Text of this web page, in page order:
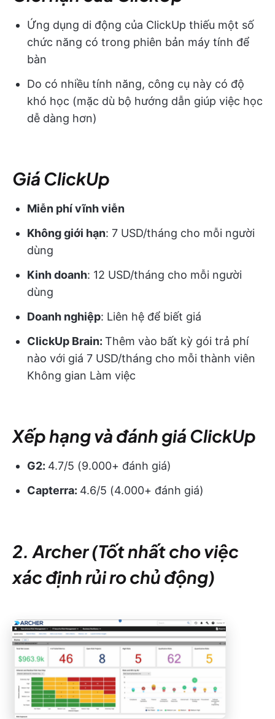
Ứng dụng di động của ClickUp thiếu một số
chức năng có trong phiên bản máy tính để
bàn
Do có nhiều tính năng, công cụ này có độ
khó học (mặc dù bộ hướng dẫn giúp việc học
dễ dàng hơn)
Giá ClickUp
Miễn phí vĩnh viễn
Không giới hạn: 7 USD/tháng cho mỗi người
dùng
Kinh doanh: 12 USD/tháng cho mỗi người
dùng
Doanh nghiệp: Liên hệ để biết giá
ClickUp Brain: Thêm vào bất kỳ gói trả phí
nào với giá 7 USD/tháng cho mỗi thành viên
Không gian Làm việc
Xếp hạng và đánh giá ClickUp
G2: 4.7/5 (9.000+ đánh giá)
Capterra: 4.6/5 (4.000+ đánh giá)
2. Archer (Tốt nhất cho việc
xác định rủi ro chủ động)